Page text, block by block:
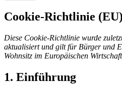
Cookie-Richtlinie (EU)
Diese Cookie-Richtlinie wurde
aktualisiert und gilt für Bürger und
Wohnsitz im Europäischen
1. Einführung